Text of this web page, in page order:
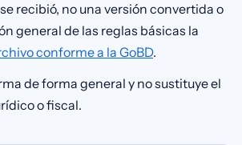
recibió, no una versión convertida o
general de las reglas básicas la
conforme a la GoBD.
de forma general y no sustituye el
o fiscal.